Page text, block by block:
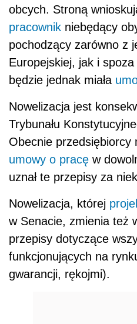
obcych. Stroną
pracownik niebędący
pochodzący zarówno z
Europejskiej, jak i
będzie jednak miała
Nowelizacja jest
Trybunału
Obecnie przedsiębiorcy
umowy o pracę w
uznał te przepisy za
Nowelizacja, której
w Senacie, zmienia też
przepisy dotyczące
funkcjonujących na
gwarancji, rękojmi).